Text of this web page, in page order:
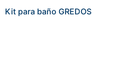
Kit para baño GREDOS